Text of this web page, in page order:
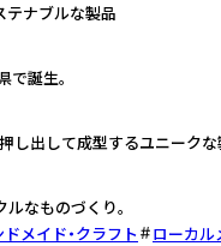
ナブルな製品
誕生。
し出して成型するユニークな
なものづくり。
ドメイド・クラフト
ローカル